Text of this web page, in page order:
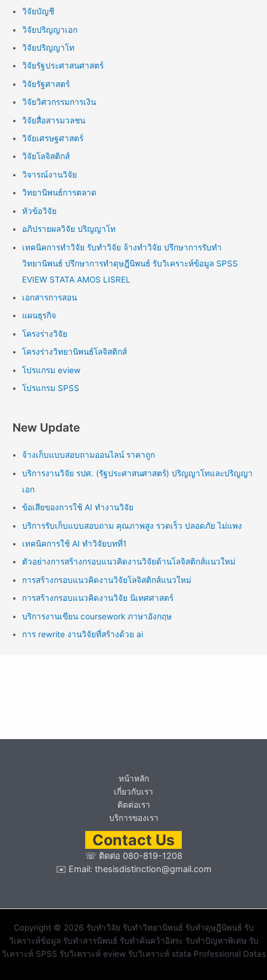
วิจัยบัญชี
วิจัยปริญญาเอก
วิจัยปริญญาโท
วิจัยรัฐประศาสนศาสตร์
วิจัยรัฐศาสตร์
วิจัยวิศวกรรมการเงิน
วิจัยสื่อสารมวลชน
วิจัยเศรษฐศาสตร์
วิจัยโลจิสติกส์
วิจารณ์งานวิจัย
วิทยานิพนธ์การตลาด
หัวข้อวิจัย
อภิปรายผลวิจัย ปริญญาโท
เทคนิคการทำวิจัย รับทำวิจัย จ้างทำวิจัย ปรึกษาการรับทำ
วิทยานิพนธ์ ปรึกษาการทำดุษฎีนิพนธ์ รับวิเคราะห์ข้อมูล SPSS
EVIEW STATA AMOS LISREL
เอกสารการสอน
แผนธุรกิจ
โครงร่างวิจัย
โครงร่างวิทยานิพนธ์โลจิสติกส์
โปรแกรม eview
โปรแกรม SPSS
New Update
จ้างเก็บแบบสอบถามออนไลน์ ราคาถูก
บริการงานวิจัย รปศ. (รัฐประศาสนศาสตร์) ปริญญาโทและปริญญา
เอก
ข้อเสียของการใช้ AI ทำงานวิจัย
บริการรับเก็บแบบสอบถาม คุณภาพสูง รวดเร็ว ปลอดภัย ไม่แพง
เทคนิคการใช้ AI ทำวิจัยบทที่1
ตัวอย่างการสร้างกรอบแนวคิดงานวิจัยด้านโลจิสติกส์แนวใหม่
การสร้างกรอบแนวคิดงานวิจัยโลจิสติกส์แนวใหม่
การสร้างกรอบแนวคิดงานวิจัย นิเทศศาสตร์
บริการงานเขียน coursework ภาษาอังกฤษ
การ rewrite งานวิจัยที่สร้างด้วย ai
หน้าหลัก
เกี่ยวกับเรา
ติดต่อเรา
บริการของเรา
Contact Us
☏ ติดต่อ 080-819-1208
✉️ Email: thesisdistinction@gmail.com
Copyright © 2026 รับทำวิจัย รับทำวิทยานิพนธ์ รับทำดุษฎีนิพนธ์ รับ
วิเคราะห์ข้อมูล รับทำสารนิพนธ์ รับทำค้นคว้าอิสระ รับทำปัญหาพิเศษ รับ
วิเคราะห์ SPSS รับวิเคราะห์ eview รับวิเคราะห์ stata Professional Datas